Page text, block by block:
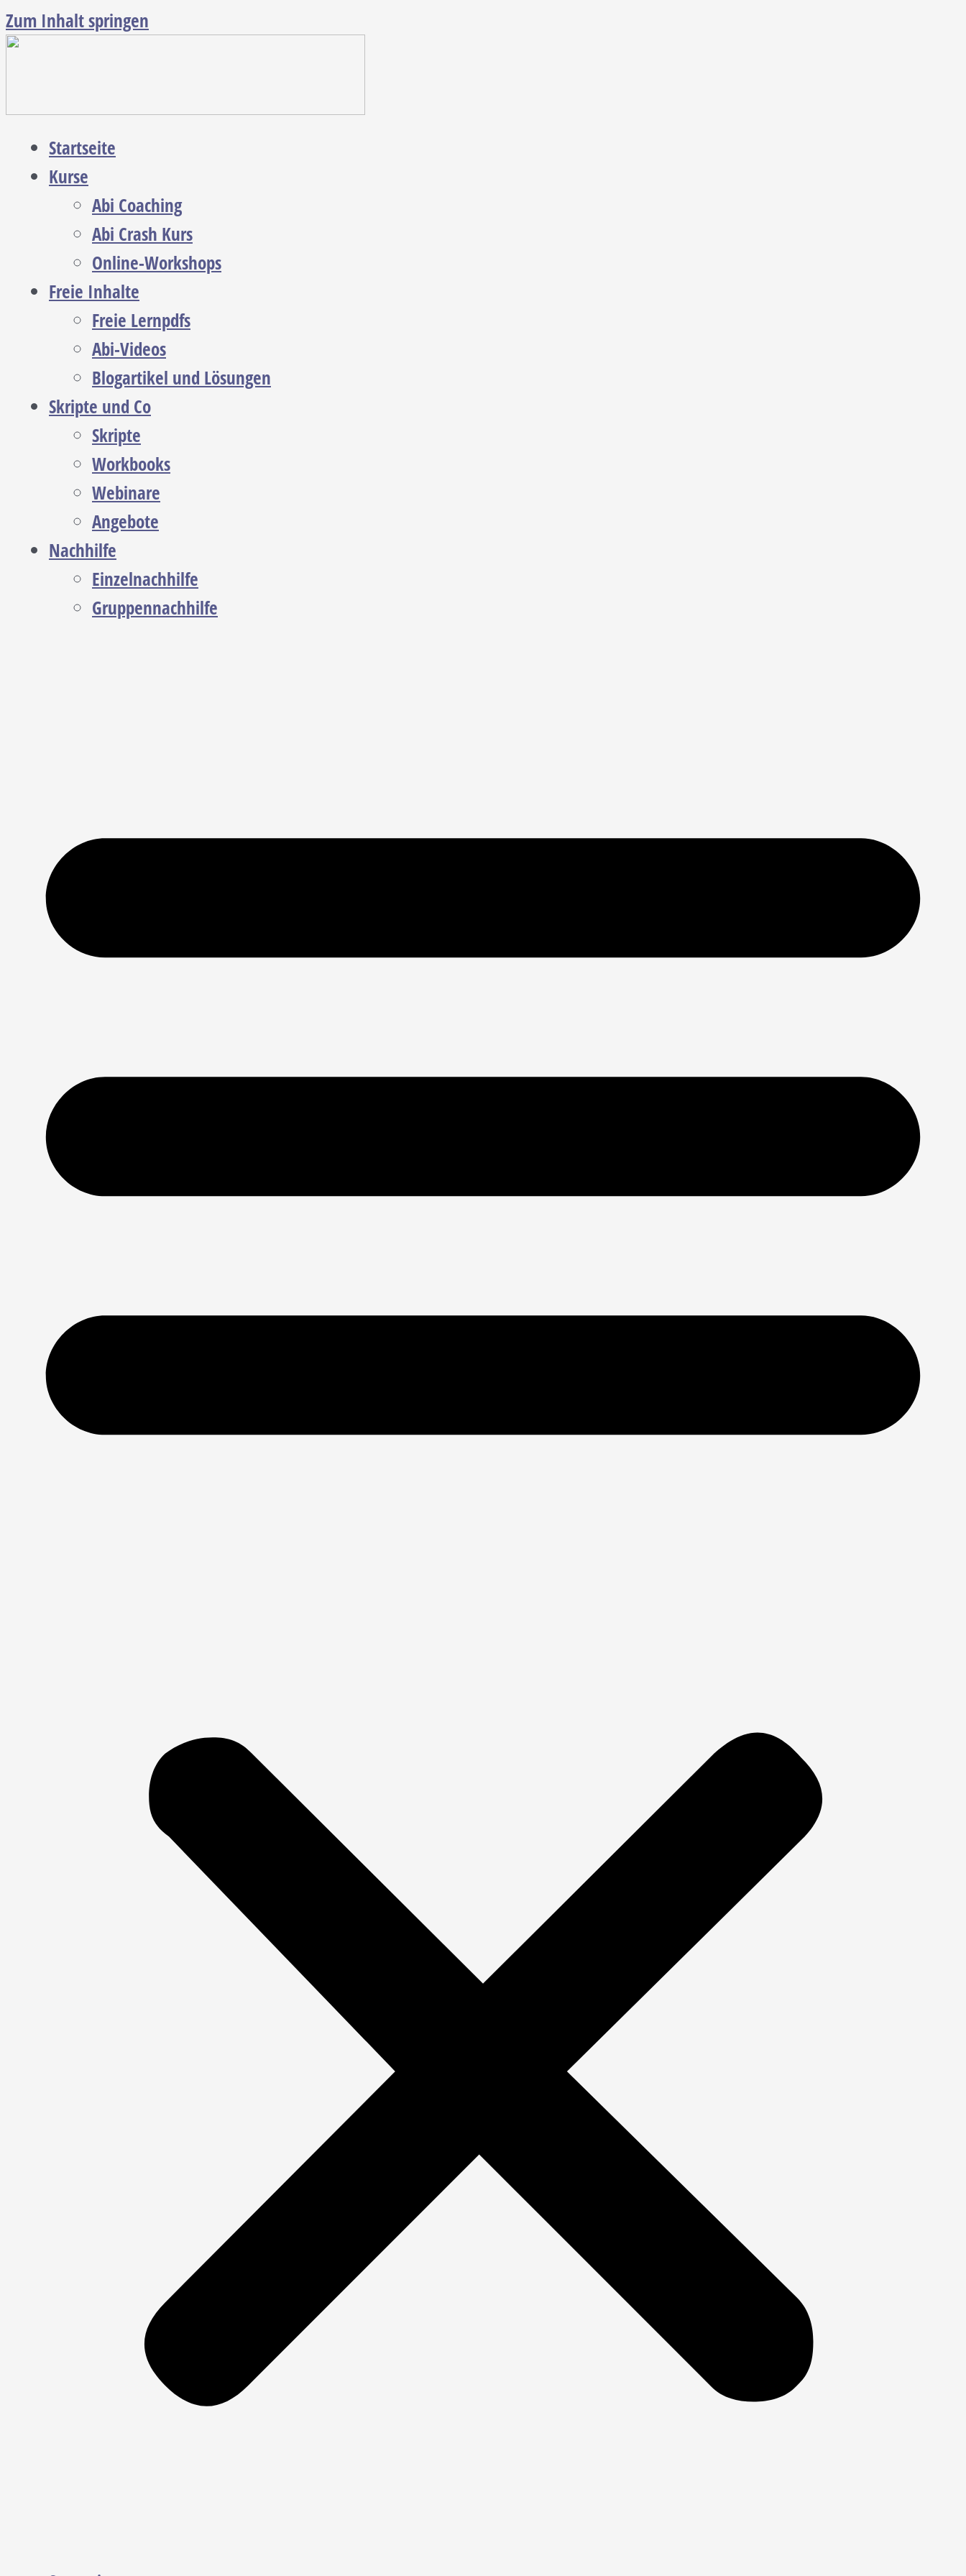
Zum Inhalt springen
Startseite
Kurse
Abi Coaching
Abi Crash Kurs
Online-Workshops
Freie Inhalte
Freie Lernpdfs
Abi-Videos
Blogartikel und Lösungen
Skripte und Co
Skripte
Workbooks
Webinare
Angebote
Nachhilfe
Einzelnachhilfe
Gruppennachhilfe